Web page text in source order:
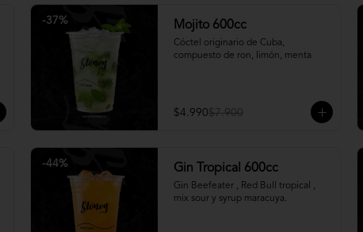
-37% Mojito 600cc
Cóctel originario de Cuba,
compuesto de ron, limón, menta
$4.990$7.900
-44% Gin Tropical 600cc
Gin Beefeater , Red Bull tropical ,
mix sour y syrup maracuya.